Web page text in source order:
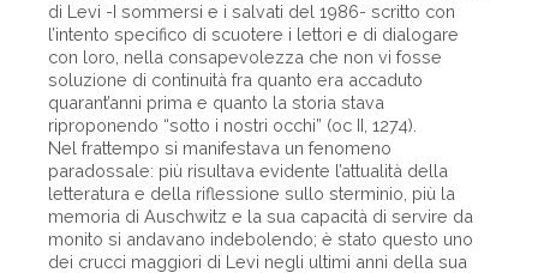
di Levi -I sommersi e i salvati del 1986- scritto con
l’intento specifico di scuotere i lettori e di dialogare
con loro, nella consapevolezza che non vi fosse
soluzione di continuità fra quanto era accaduto
quarant’anni prima e quanto la storia stava
riproponendo “sotto i nostri occhi” (oc II, 1274).
Nel frattempo si manifestava un fenomeno
paradossale: più risultava evidente l’attualità della
letteratura e della riflessione sullo sterminio, più la
memoria di Auschwitz e la sua capacità di servire da
monito si andavano indebolendo; è stato questo uno
dei crucci maggiori di Levi negli ultimi anni della sua